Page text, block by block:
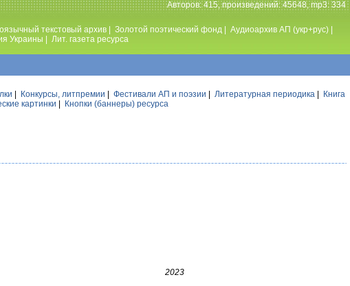
Авторов: 415, произведений: 45648, mp3: 334
текстовый архив Золотой поэтический фонд Аудиоархив АП (укр+рус)
Украины Лит. газета ресурса
Конкурсы, литпремии Фестивали АП и поэзии Литературная периодика
Книга
картинки Кнопки (баннеры) ресурса
2023